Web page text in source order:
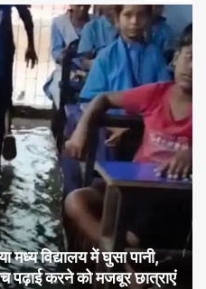
विद्यालय में घुसा पानी,
पढ़ाई करने को मजबूर छात्राएं